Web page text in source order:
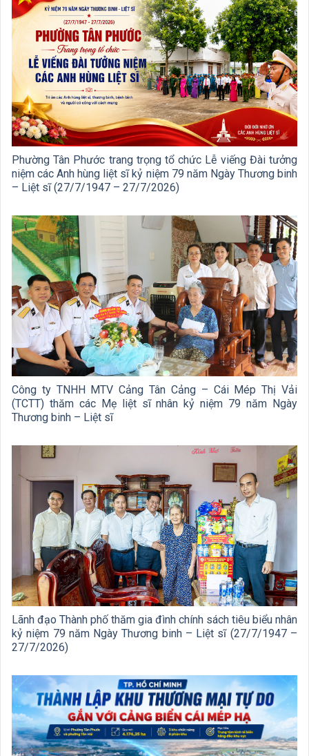
Phường Tân Phước trang trọng tổ chức Lễ viếng Đài tưởng
niệm các Anh hùng liệt sĩ kỷ niệm 79 năm Ngày Thương binh
– Liệt sĩ (27/7/1947 – 27/7/2026)
Công ty TNHH MTV Cảng Tân Cảng – Cái Mép Thị Vải
(TCTT) thăm các Mẹ liệt sĩ nhân kỷ niệm 79 năm Ngày
Thương binh – Liệt sĩ
Lãnh đạo Thành phố thăm gia đình chính sách tiêu biểu nhân
kỷ niệm 79 năm Ngày Thương binh – Liệt sĩ (27/7/1947 –
27/7/2026)